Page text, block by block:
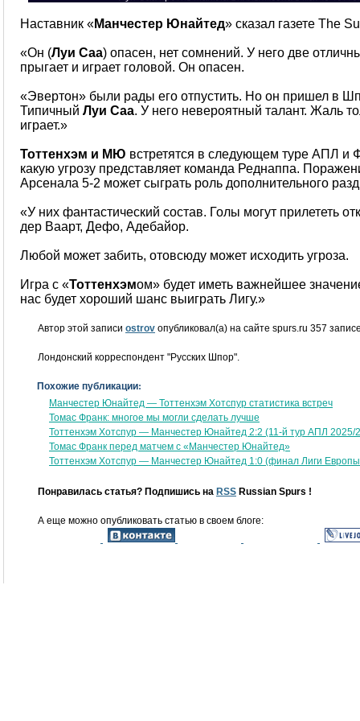
Наставник «Манчестер Юнайтед» сказал газете The
«Он (Луи Саа) опасен, нет сомнений. У него две
прыгает и играет головой. Он опасен.
«Эвертон» были рады его отпустить. Но он пришел в
Типичный Луи Саа. У него невероятный талант. Жаль
играет.»
Тоттенхэм и МЮ встретятся в следующем туре АПЛ и
какую угрозу представляет команда Реднаппа.
Арсенала 5-2 может сыграть роль дополнительного
«У них фантастический состав. Голы могут прилететь
дер Ваарт, Дефо, Адебайор.
Любой может забить, отовсюду может исходить угроза.
Игра с «Тоттенхэмом» будет иметь важнейшее
нас будет хороший шанс выиграть Лигу.»
Автор этой записи ostrov опубликовал(а) на сайте spurs.ru 357
Лондонский корреспондент "Русских Шпор".
Похожие публикации:
Манчестер Юнайтед — Тоттенхэм Хотспур статистика встреч
Томас Франк: многое мы могли сделать лучше
Тоттенхэм Хотспур — Манчестер Юнайтед 2:2 (11-й тур АПЛ 2025/
Томас Франк перед матчем с «Манчестер Юнайтед»
Тоттенхэм Хотспур — Манчестер Юнайтед 1:0 (финал Лиги
Понравилась статья? Подпишись на RSS Russian Spurs !
А еще можно опубликовать статью в своем блоге: